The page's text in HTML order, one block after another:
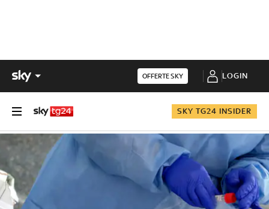
OFFERTE SKY LOGIN
SKY TG24 INSIDER